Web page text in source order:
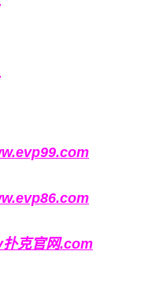
克官网.com